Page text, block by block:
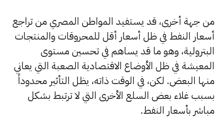
من جهة أخرى، قد يستفيد المواطن المصري من تراجع
أسعار النفط في ظل أسعار أقل للمحروقات والمنتجات
البترولية، وهو ما قد يساهم في تحسين مستوى
المعيشة في ظل الأوضاع الاقتصادية الصعبة التي يعاني
منها البعض. لكن، في الوقت ذاته، يظل التأثير محدوداً
بسبب غلاء بعض السلع الأخرى التي لا ترتبط بشكل
مباشر بأسعار النفط.